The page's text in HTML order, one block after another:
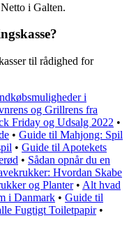
i Galten.
til rådighed for
i
og Grillrens fra
Friday og Udsalg 2022 •
• Guide til Mahjong: Spil
• Guide til Apotekets
• Sådan opnår du en
Hvordan Skabe
og Planter• Alt hvad
i Danmark • Guide til
Fugtigt Toiletpapir•